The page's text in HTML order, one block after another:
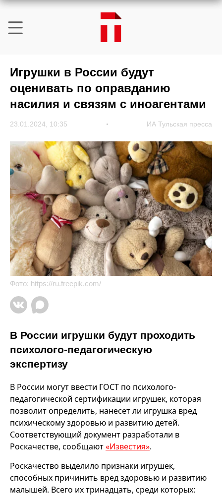
Игрушки в России будут
оценивать по оправданию
насилия и связям с иноагентами
23.01.2024, 10:35 ИА Тульская пресса
Фото: https://ru.freepik.com/
В России игрушки будут проходить
психолого-педагогическую
экспертизу
В России могут ввести ГОСТ по психолого-
педагогической сертификации игрушек, которая
позволит определить, нанесет ли игрушка вред
психическому здоровью и развитию детей.
Соответствующий документ разработали в
Роскачестве, сообщают«Известия».
Роскачество выделило признаки игрушек,
способных причинить вред здоровью и развитию
малышей. Всего их тринадцать, среди которых: